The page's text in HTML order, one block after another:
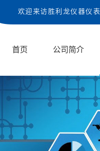
欢迎来访胜利龙仪器仪表
首页 公司简介